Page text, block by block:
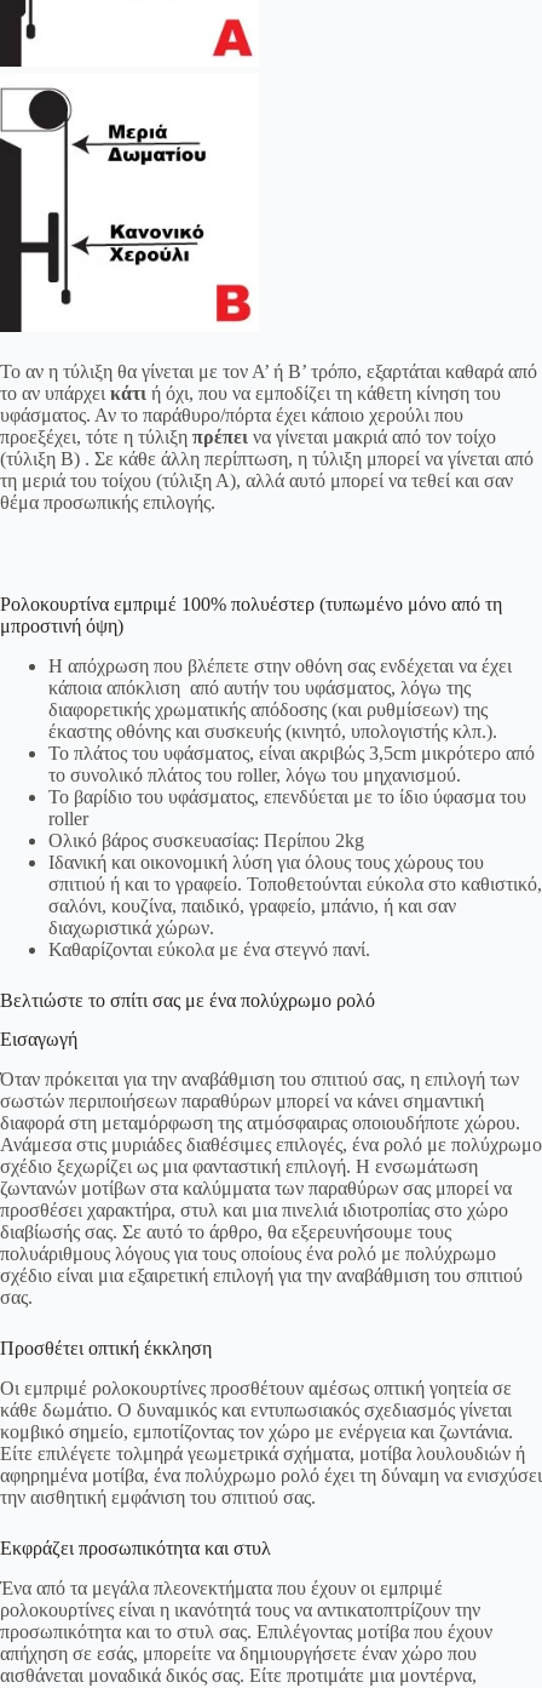
Το αν η τύλιξη θα γίνεται με τον Α’ ή Β’ τρόπο, εξαρτάται καθαρά από
το αν υπάρχει κάτι ή όχι, που να εμποδίζει τη κάθετη κίνηση του
υφάσματος. Αν το παράθυρο/πόρτα έχει κάποιο χερούλι που
προεξέχει, τότε η τύλιξη πρέπει να γίνεται μακριά από τον τοίχο
(τύλιξη Β) . Σε κάθε άλλη περίπτωση, η τύλιξη μπορεί να γίνεται από
τη μεριά του τοίχου (τύλιξη Α), αλλά αυτό μπορεί να τεθεί και σαν
θέμα προσωπικής επιλογής.
Ρολοκουρτίνα εμπριμέ 100% πολυέστερ (τυπωμένο μόνο από τη
μπροστινή όψη)
Η απόχρωση που βλέπετε στην οθόνη σας ενδέχεται να έχει
κάποια απόκλιση από αυτήν του υφάσματος, λόγω της
διαφορετικής χρωματικής απόδοσης (και ρυθμίσεων) της
έκαστης οθόνης και συσκευής (κινητό, υπολογιστής κλπ.).
Το πλάτος του υφάσματος, είναι ακριβώς 3,5cm μικρότερο από
το συνολικό πλάτος του roller, λόγω του μηχανισμού.
Το βαρίδιο του υφάσματος, επενδύεται με το ίδιο ύφασμα του
roller
Ολικό βάρος συσκευασίας: Περίπου 2kg
Ιδανική και οικονομική λύση για όλους τους χώρους του
σπιτιού ή και το γραφείο. Τοποθετούνται εύκολα στο καθιστικό,
σαλόνι, κουζίνα, παιδικό, γραφείο, μπάνιο, ή και σαν
διαχωριστικά χώρων.
Καθαρίζονται εύκολα με ένα στεγνό πανί.
Βελτιώστε το σπίτι σας με ένα πολύχρωμο ρολό
Εισαγωγή
Όταν πρόκειται για την αναβάθμιση του σπιτιού σας, η επιλογή των
σωστών περιποιήσεων παραθύρων μπορεί να κάνει σημαντική
διαφορά στη μεταμόρφωση της ατμόσφαιρας οποιουδήποτε χώρου.
Ανάμεσα στις μυριάδες διαθέσιμες επιλογές, ένα ρολό με πολύχρωμο
σχέδιο ξεχωρίζει ως μια φανταστική επιλογή. Η ενσωμάτωση
ζωντανών μοτίβων στα καλύμματα των παραθύρων σας μπορεί να
προσθέσει χαρακτήρα, στυλ και μια πινελιά ιδιοτροπίας στο χώρο
διαβίωσής σας. Σε αυτό το άρθρο, θα εξερευνήσουμε τους
πολυάριθμους λόγους για τους οποίους ένα ρολό με πολύχρωμο
σχέδιο είναι μια εξαιρετική επιλογή για την αναβάθμιση του σπιτιού
σας.
Προσθέτει οπτική έκκληση
Οι εμπριμέ ρολοκουρτίνες προσθέτουν αμέσως οπτική γοητεία σε
κάθε δωμάτιο. Ο δυναμικός και εντυπωσιακός σχεδιασμός γίνεται
κομβικό σημείο, εμποτίζοντας τον χώρο με ενέργεια και ζωντάνια.
Είτε επιλέγετε τολμηρά γεωμετρικά σχήματα, μοτίβα λουλουδιών ή
αφηρημένα μοτίβα, ένα πολύχρωμο ρολό έχει τη δύναμη να ενισχύσει
την αισθητική εμφάνιση του σπιτιού σας.
Εκφράζει προσωπικότητα και στυλ
Ένα από τα μεγάλα πλεονεκτήματα που έχουν οι εμπριμέ
ρολοκουρτίνες είναι η ικανότητά τους να αντικατοπτρίζουν την
προσωπικότητα και το στυλ σας. Επιλέγοντας μοτίβα που έχουν
απήχηση σε εσάς, μπορείτε να δημιουργήσετε έναν χώρο που
αισθάνεται μοναδικά δικός σας. Είτε προτιμάτε μια μοντέρνα,